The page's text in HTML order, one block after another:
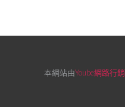
本網站由Yoube網路行銷